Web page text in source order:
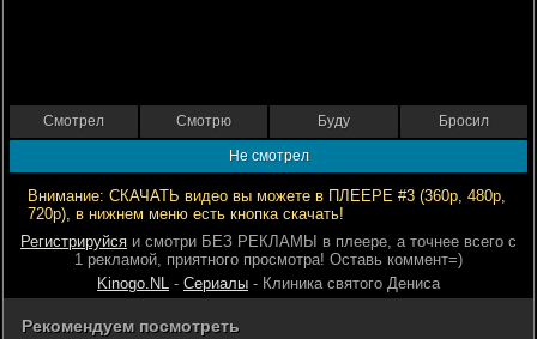
Смотрел Смотрю Буду Бросил
Не смотрел
Внимание: СКАЧАТЬ видео вы можете в ПЛЕЕРЕ #3 (360р, 480р,
720р), в нижнем меню есть кнопка скачать!
Регистрируйся и смотри БЕЗ РЕКЛАМЫ в плеере, а точнее всего с
1 рекламой, приятного просмотра! Оставь коммент=)
Kinogo.NL - Сериалы - Клиника святого Дениса
Рекомендуем посмотреть